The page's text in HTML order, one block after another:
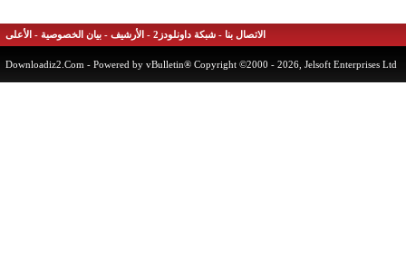
الاتصال بنا - شبكة داونلودز2 -الأرشيف-بيان الخصوصية-الأعلى
Downloadiz2.Com- Powered by vBulletin® Copyright ©2000 - 2026, Jelsoft Enterprises